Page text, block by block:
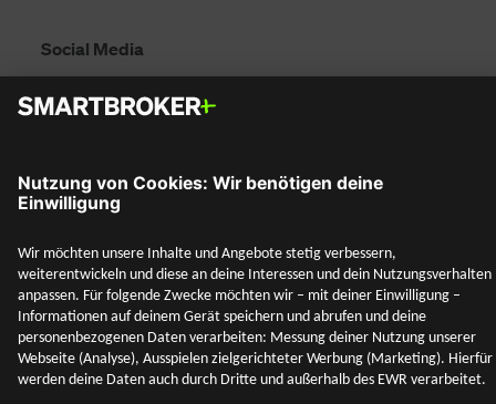
Social Media
Adresse & Kontakt
Rechtliches